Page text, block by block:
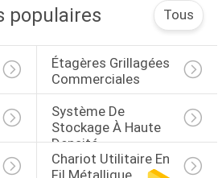
populaires Tous
Étagères Grillagées
Commerciales
Système De
Stockage À Haute
Densité
Chariot Utilitaire En